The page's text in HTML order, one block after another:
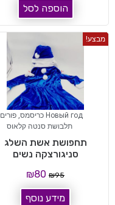
הוספה לסל
מבצע!
Новый год כריסמס ,פורים
תלבושת סנטה קלאוס
תחפושת אשת השלג
סניגורצקה נשים
₪95
₪80
מידע נוסף